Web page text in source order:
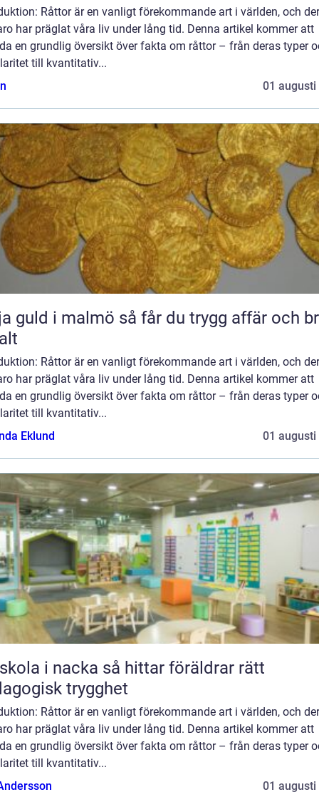
Råttor är en vanligt förekommande art i världen, och
har präglat våra liv under lång tid. Denna artikel kommer att
en grundlig översikt över fakta om råttor – från deras typer
till kvantitativ...
01 augusti
i malmö så får du trygg affär och bra
Råttor är en vanligt förekommande art i världen, och
har präglat våra liv under lång tid. Denna artikel kommer att
en grundlig översikt över fakta om råttor – från deras typer
till kvantitativ...
Eklund
01 augusti
i nacka så hittar föräldrar rätt
trygghet
Råttor är en vanligt förekommande art i världen, och
har präglat våra liv under lång tid. Denna artikel kommer att
en grundlig översikt över fakta om råttor – från deras typer
till kvantitativ...
01 augusti